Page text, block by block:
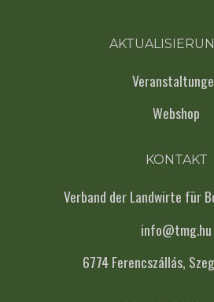
Webshop
KONTAKT
Verband der Landwirte für
info@tmg.hu
6774 Ferencszállás,